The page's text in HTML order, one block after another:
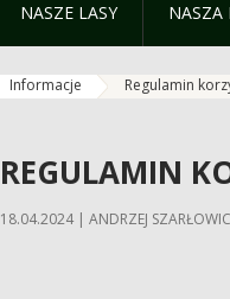
NASZE LASY NASZA
Informacje Regulamin
REGULAMIN
18.04.2024 | ANDRZEJ